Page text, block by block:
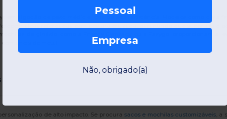
em algodão de peso médio e lona de alta resistência. Modelos como o
alças reforçadas com costura cruzada, garantindo que suportam o
de ginásio, como a Energy Gymsack ou a Easygo, proporcionam a
anéis de metal.
de alto impacto. Se procura sacos e mochilas customizáveis, a
Pessoal
Empresa
Não, obrigado(a)